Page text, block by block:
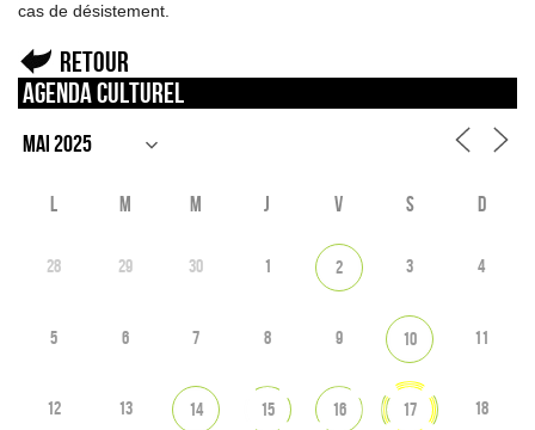
cas de désistement.
Retour
Agenda culturel
L M M J V S D
28 29 30 1 2 3 4
5 6 7 8 9 10 11
12 13 14 15 16 17 18